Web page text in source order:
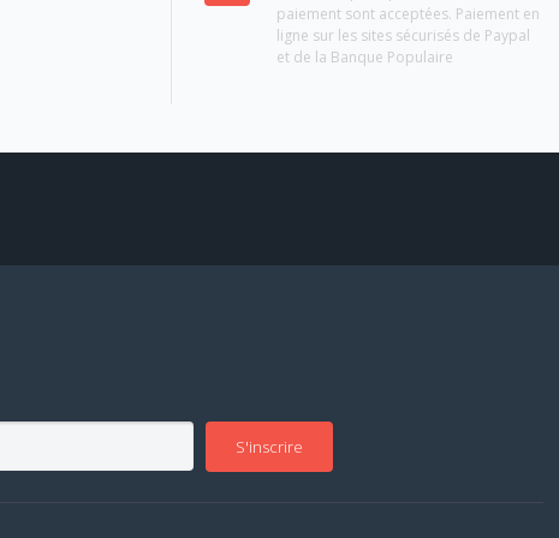
paiement sont acceptées. Paiement en
ligne sur les sites sécurisés de Paypal
et de la Banque Populaire
S'inscrire